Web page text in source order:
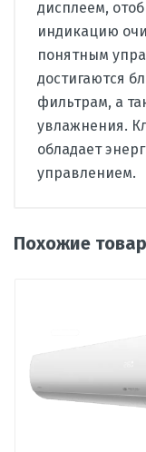
дисплеем,
индикацию
понятным
достигаются
фильтрам, а
увлажнения.
обладает
управлением.
Страна
Ионизация
Оценка
Пожалуйста,
Похожие